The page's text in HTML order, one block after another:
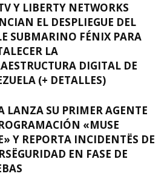
Y LIBERTY NETWORKS
EL DESPLIEGUE DEL
SUBMARINO FÉNIX PARA
LA
DIGITAL DE
(+ DETALLES)
LANZA SU PRIMER AGENTE
«MUSE
Y REPORTA INCIDENTËS DE
EN FASE DE